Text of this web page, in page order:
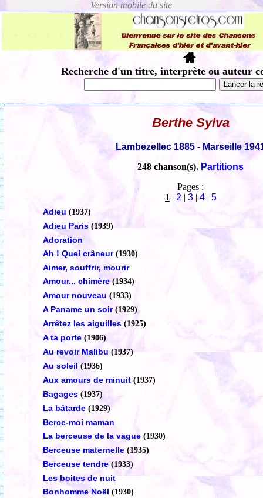
Recherche d'un titre, interprète ou auteur
Berthe Sylva
Lambezellec 1885 - Marseille
248 chanson(s). Partitions
Pages :
1 | 2 | 3 | 4 | 5
Adieu (1937)
Adieu Paris (1939)
Adoration
Ah ! Quel crâneur (1930)
Aimer, souffrir, mourir
Amour... chimère (1934)
Amour nouveau (1933)
A Paname un soir (1929)
Arrêtez les aiguilles (1925)
A ta porte (1906)
Au revoir Malibu (1937)
Au soleil (1936)
Aux amours de minuit (1937)
Bagages (1937)
La bâtarde (1929)
Berce-moi maman
La berceuse de la vague (1930)
Berceuse maternelle (1935)
Berceuse tendre (1933)
Les boites de nuit
Bonhomme Noël (1930)